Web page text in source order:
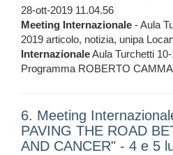
28-ott-2019 11.04.56
Meeting Internazionale - Aula
2019 articolo, notizia, unipa
InternazionaleAula Turchetti
Programma ROBERTO
6. Meeting
PAVING THE ROAD
AND CANCER" - 4 e 5